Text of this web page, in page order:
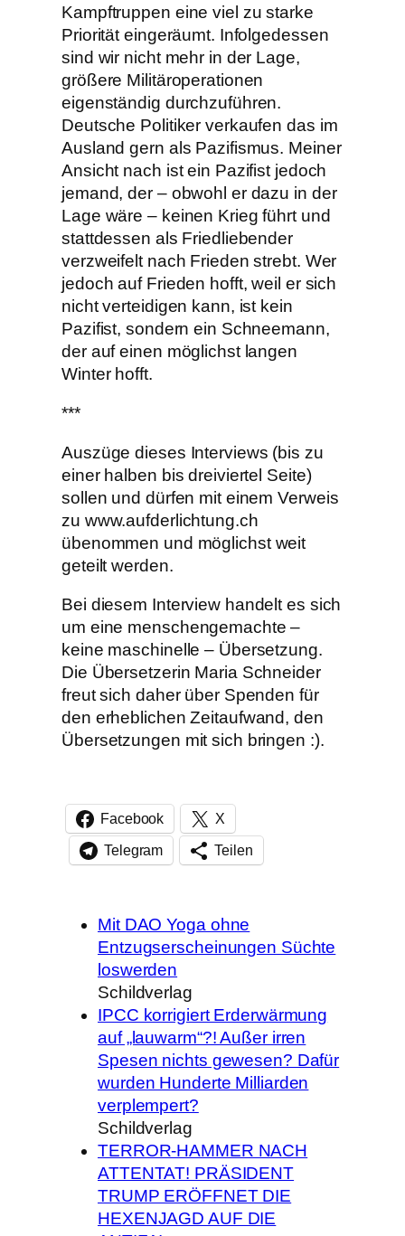
Kampftruppen eine viel zu starke
Priorität eingeräumt. Infolgedessen
sind wir nicht mehr in der Lage,
größere Militäroperationen
eigenständig durchzuführen.
Deutsche Politiker verkaufen das im
Ausland gern als Pazifismus. Meiner
Ansicht nach ist ein Pazifist jedoch
jemand, der – obwohl er dazu in der
Lage wäre – keinen Krieg führt und
stattdessen als Friedliebender
verzweifelt nach Frieden strebt. Wer
jedoch auf Frieden hofft, weil er sich
nicht verteidigen kann, ist kein
Pazifist, sondern ein Schneemann,
der auf einen möglichst langen
Winter hofft.
***
Auszüge dieses Interviews (bis zu
einer halben bis dreiviertel Seite)
sollen und dürfen mit einem Verweis
zu www.aufderlichtung.ch
übenommen und möglichst weit
geteilt werden.
Bei diesem Interview handelt es sich
um eine menschengemachte –
keine maschinelle – Übersetzung.
Die Übersetzerin Maria Schneider
freut sich daher über Spenden für
den erheblichen Zeitaufwand, den
Übersetzungen mit sich bringen :).
Facebook X
Telegram Teilen
Mit DAO Yoga ohne
Entzugserscheinungen Süchte
loswerden
Schildverlag
IPCC korrigiert Erderwärmung
auf „lauwarm“?! Außer irren
Spesen nichts gewesen? Dafür
wurden Hunderte Milliarden
verplempert?
Schildverlag
TERROR-HAMMER NACH
ATTENTAT! PRÄSIDENT
TRUMP ERÖFFNET DIE
HEXENJAGD AUF DIE